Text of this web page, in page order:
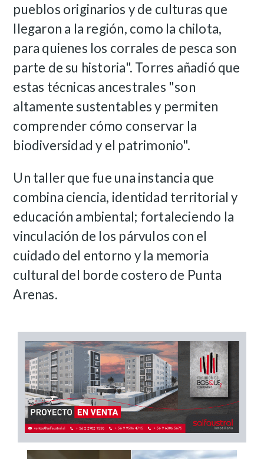
pueblos originarios y de culturas que
llegaron a la región, como la chilota,
para quienes los corrales de pesca son
parte de su historia". Torres añadió que
estas técnicas ancestrales "son
altamente sustentables y permiten
comprender cómo conservar la
biodiversidad y el patrimonio".
Un taller que fue una instancia que
combina ciencia, identidad territorial y
educación ambiental; fortaleciendo la
vinculación de los párvulos con el
cuidado del entorno y la memoria
cultural del borde costero de Punta
Arenas.